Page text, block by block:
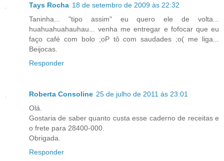
Tays Rocha 18 de setembro de 2009 às 22:32
Taninha... "tipo assim" eu quero ele de volta...
huahuahuahauhau... venha me entregar e fofocar que eu
faço café com bolo ;oP tô com saudades ;o( me liga...
Beijocas.
Responder
Roberta Consoline 25 de julho de 2011 às 23:01
Olá.
Gostaria de saber quanto custa esse caderno de receitas e
o frete para 28400-000.
Obrigada.
Responder